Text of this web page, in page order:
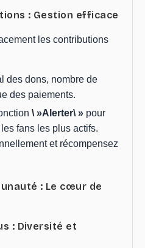
: Gestion efficace
les contributions
des dons, nombre de
des paiements.
\ »Alerter\ » pour
fans les plus actifs.
et récompensez
: Le cœur de
: Diversité et